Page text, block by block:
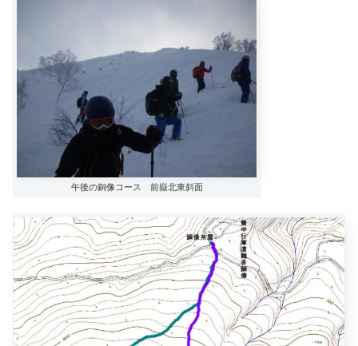
午後の銅像コース 前嶽北東斜面